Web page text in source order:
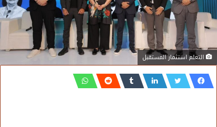
التعلم استثمار المستقبل